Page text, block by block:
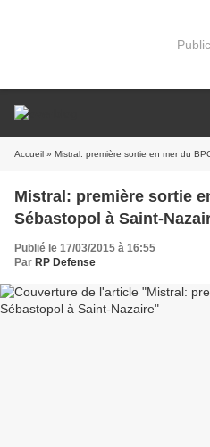
Accueil » Mistral: première sortie en mer du
Mistral: première sortie
Sébastopol à Saint-
Publié le 17/03/2015 à 16:55
Par RP Defense